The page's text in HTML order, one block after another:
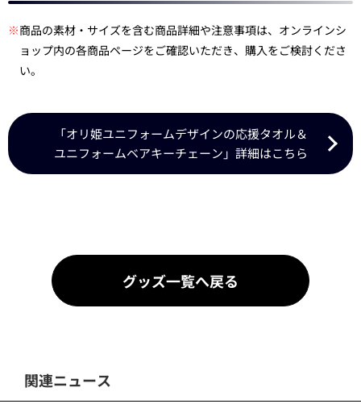
※商品の素材・サイズを含む商品詳細や注意事項は、オンラインシ
ョップ内の各商品ページをご確認いただき、購入をご検討くださ
い。
「オリ姫ユニフォームデザインの応援タオル＆
ユニフォームベアキーチェーン」詳細はこちら
グッズ一覧へ戻る
関連ニュース